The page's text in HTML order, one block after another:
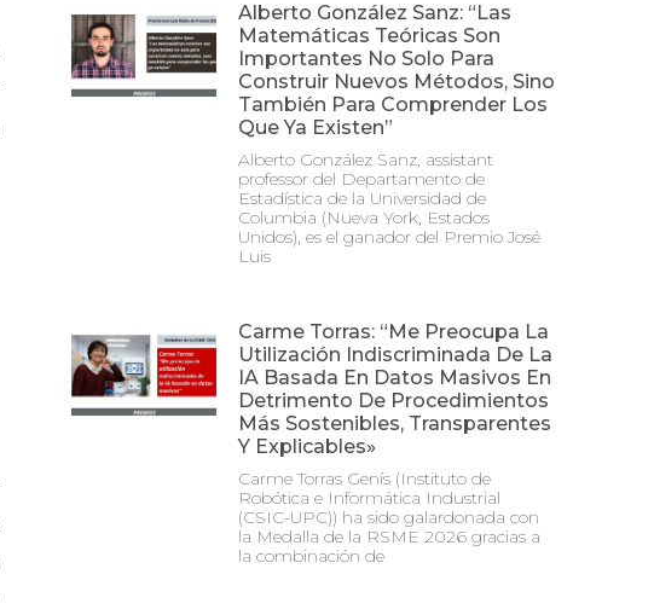
Alberto González Sanz: “Las
Matemáticas Teóricas Son
Importantes No Solo Para
Construir Nuevos Métodos, Sino
También Para Comprender Los
Que Ya Existen”
Alberto González Sanz, assistant
professor del Departamento de
Estadística de la Universidad de
Columbia (Nueva York, Estados
Unidos), es el ganador del Premio José
Luis
Carme Torras: “Me Preocupa La
Utilización Indiscriminada De La
IA Basada En Datos Masivos En
Detrimento De Procedimientos
Más Sostenibles, Transparentes
Y Explicables»
Carme Torras Genís (Instituto de
Robótica e Informática Industrial
(CSIC-UPC)) ha sido galardonada con
la Medalla de la RSME 2026 gracias a
la combinación de